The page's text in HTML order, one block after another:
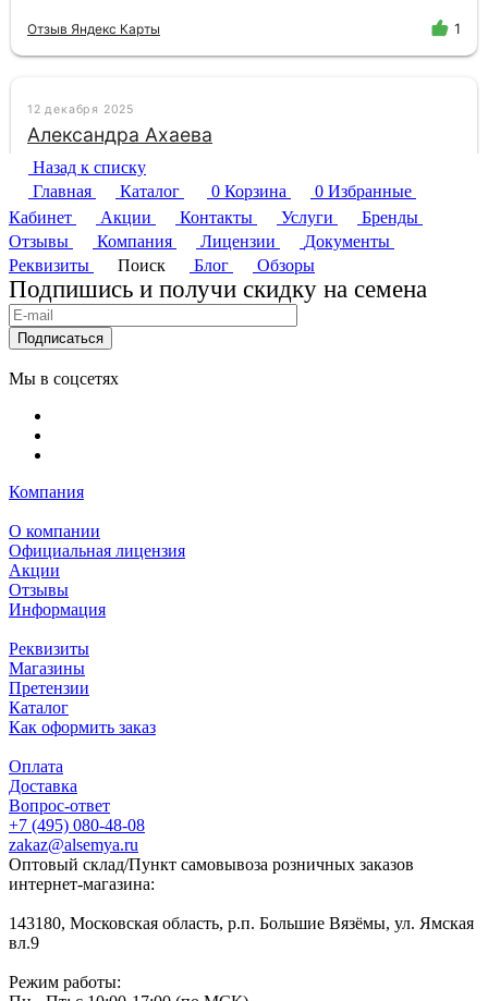
Назад к списку
Главная
Каталог 0 Корзина 0 Избранные
Кабинет
Акции Контакты Услуги
Бренды
Отзывы
Компания Лицензии
Документы
Реквизиты
Поиск Блог Обзоры
Подпишись и получи скидку на семена
Подписаться
Мы в соцсетях
Компания
О компании
Официальная лицензия
Акции
Отзывы
Информация
Реквизиты
Магазины
Претензии
Каталог
Как оформить заказ
Оплата
Доставка
Вопрос-ответ
+7 (495) 080-48-08
zakaz@alsemya.ru
Оптовый склад/Пункт самовывоза розничных заказов
интернет-магазина:
143180, Московская область, р.п. Большие Вязёмы, ул. Ямская
вл.9
Режим работы: